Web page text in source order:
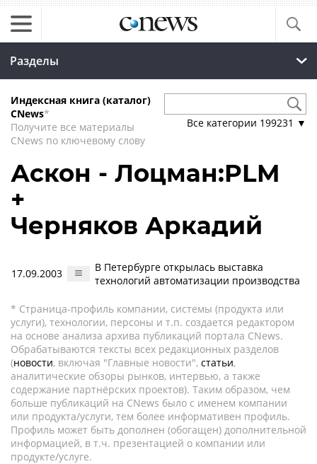
Разделы
Индексная книга (каталог)
CNews*
Получите все материалы
CNews по ключевому слову
Все категории 199231 ▼
Аскон - Лоцман:PLM
+
Черняков Аркадий
17.09.2003
В Петербурге открылась выставка
технологий автоматизации производства
* Страница-профиль компании, системы (продукта или
услуги), технологии, персоны и т.п. создается редактором
на основе анализа архива публикаций портала CNews.
Обрабатываются тексты всех редакционных разделов
(новости, включая "Главные новости", статьи,
аналитические обзоры рынков, интервью, а также
содержание партнёрских проектов). Таким образом, чем
больше публикаций на CNews было с именем компании
или продукта/услуги, тем более информативен профиль.
Профиль может быть дополнен (обогащен) дополнительной
информацией, в т.ч. презентацией о компании или
продукте/услуге.